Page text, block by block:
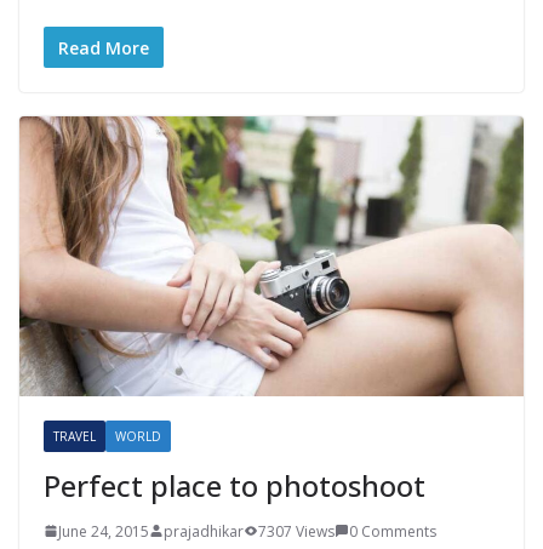
Read More
TRAVEL WORLD
Perfect place to photoshoot
June 24, 2015 prajadhikar 7307 Views 0 Comments